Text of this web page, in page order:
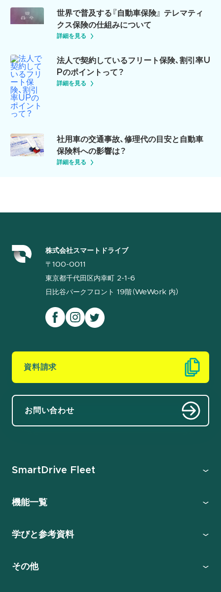
世界で普及する『自動車保険』 テレマティ
クス保険の仕組みについて
詳細を見る
法人で契約しているフリート保険、割引率U
Pのポイントって？
詳細を見る
社用車の交通事故、修理代の目安と自動車
保険料への影響は？
詳細を見る
株式会社スマートドライブ
〒100-0011
東京都千代田区内幸町 2-1-6
日比谷パークフロント 19階（WeWork 内）
資料請求
お問い合わせ
SmartDrive Fleet
機能一覧
学びと参考資料
その他